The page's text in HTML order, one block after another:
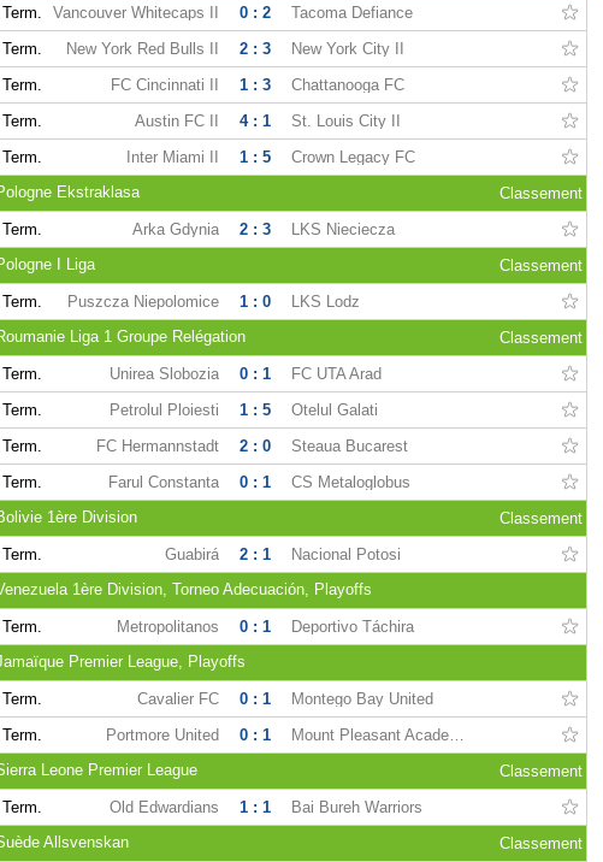
Term. Vancouver Whitecaps II 0 : 2 Tacoma Defiance
Term. New York Red Bulls II 2 : 3 New York City II
Term. FC Cincinnati II 1 : 3 Chattanooga FC
Term. Austin FC II 4 : 1 St. Louis City II
Term. Inter Miami II 1 : 5
Crown Legacy FC
Ekstraklasa
Classement
Term. Arka Gdynia 2 : 3
LKS Nieciecza
I Liga
Classement
Term. Puszcza Niepolomice 1 : 0
LKS Lodz
Liga 1 Groupe Relégation
Classement
Term. Unirea Slobozia 0 : 1 FC UTA Arad
Term. Petrolul Ploiesti 1 : 5 Otelul Galati
Term. FC Hermannstadt 2 : 0 Steaua Bucarest
Term. Farul Constanta 0 : 1
CS Metaloglobus
1ère Division
Classement
Term. Guabirá 2 : 1
Nacional Potosi
1ère Division, Torneo Adecuación, Playoffs
Term. Metropolitanos 0 : 1
Deportivo Táchira
Premier League, Playoffs
Term. Cavalier FC 0 : 1 Montego Bay United
Term. Portmore United 0 : 1
Mount Pleasant Academy
Leone Premier League
Classement
Term. Old Edwardians 1 : 1
Bai Bureh Warriors
Allsvenskan
Classement